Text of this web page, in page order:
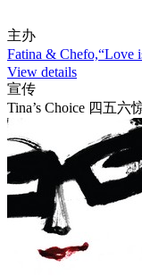
主办
Fatina & Chefo,“Love
View details
宣传
Tina’s Choice 四五六